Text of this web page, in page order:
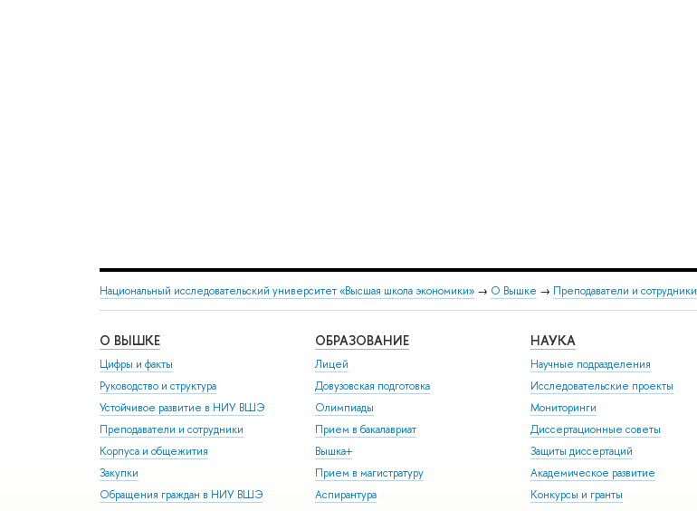
Национальный исследовательский университет «Высшая школа экономики» → О Вышке → Преподаватели и сотрудники
О ВЫШКЕ
Цифры и факты
Руководство и структура
Устойчивое развитие в НИУ ВШЭ
Преподаватели и сотрудники
Корпуса и общежития
Закупки
Обращения граждан в НИУ ВШЭ
ОБРАЗОВАНИЕ
Лицей
Довузовская подготовка
Олимпиады
Прием в бакалавриат
Вышка+
Прием в магистратуру
Аспирантура
НАУКА
Научные подразделения
Исследовательские проекты
Мониторинги
Диссертационные советы
Защиты диссертаций
Академическое развитие
Конкурсы и гранты